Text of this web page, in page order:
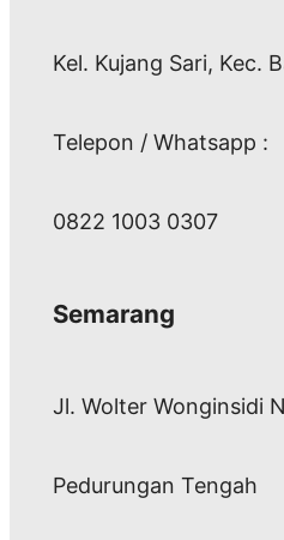
Kel. Kujang Sari, Kec.
Telepon / Whatsapp :
0822 1003 0307
Semarang
Jl. Wolter Wonginsidi
Pedurungan Tengah